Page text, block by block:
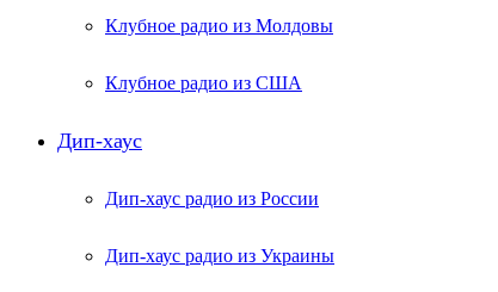
Клубное радио из Молдовы
Клубное радио из США
Дип-хаус
Дип-хаус радио из России
Дип-хаус радио из Украины